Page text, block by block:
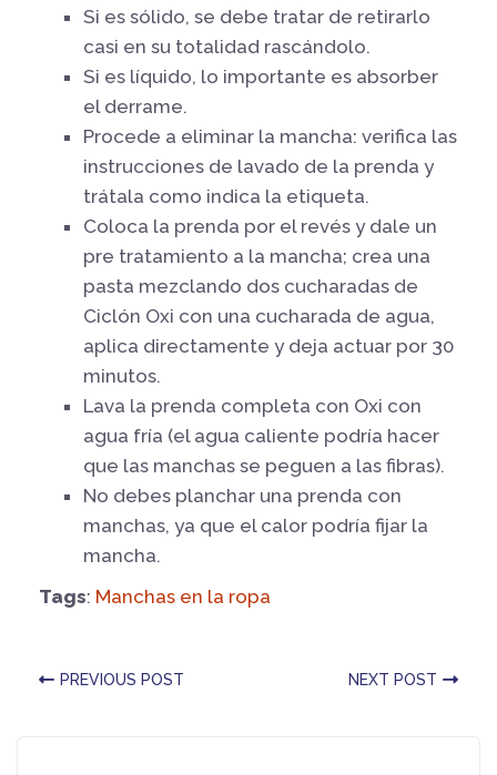
Si es sólido, se debe tratar de retirarlo
casi en su totalidad rascándolo.
Si es líquido, lo importante es absorber
el derrame.
Procede a eliminar la mancha: verifica las
instrucciones de lavado de la prenda y
trátala como indica la etiqueta.
Coloca la prenda por el revés y dale un
pre tratamiento a la mancha; crea una
pasta mezclando dos cucharadas de
Ciclón Oxi con una cucharada de agua,
aplica directamente y deja actuar por 30
minutos.
Lava la prenda completa con Oxi con
agua fría (el agua caliente podría hacer
que las manchas se peguen a las fibras).
No debes planchar una prenda con
manchas, ya que el calor podría fijar la
mancha.
Tags: Manchas en la ropa
PREVIOUS POST NEXT POST